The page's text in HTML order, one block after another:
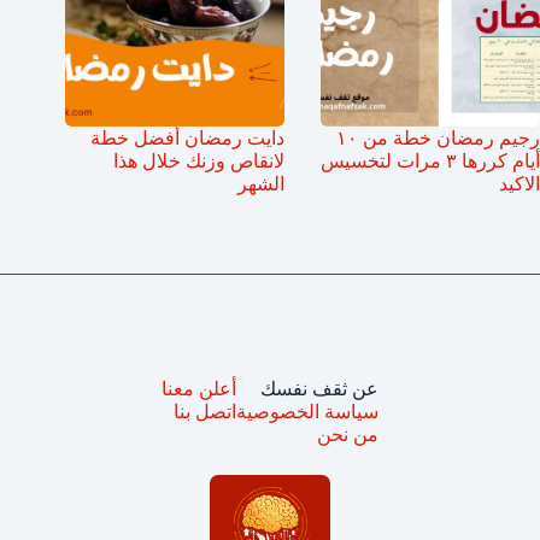
رجيم رمضان خطة من ١٠
أيام كررها ٣ مرات لتخسيس
الاكيد
دايت رمضان أفضل خطة
لانقاص وزنك خلال هذا
الشهر
عن ثقف نفسك
سياسة الخصوصية
من نحن
أعلن معنا
اتصل بنا